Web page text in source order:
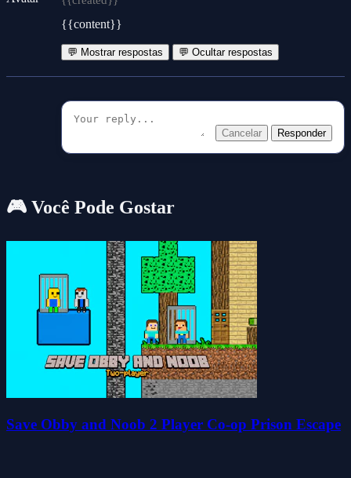
{{content}}
💬 Mostrar respostas 💬 Ocultar respostas
Cancelar Responder
🎮 Você Pode Gostar
Save Obby and Noob 2 Player Co-op Prison Escape